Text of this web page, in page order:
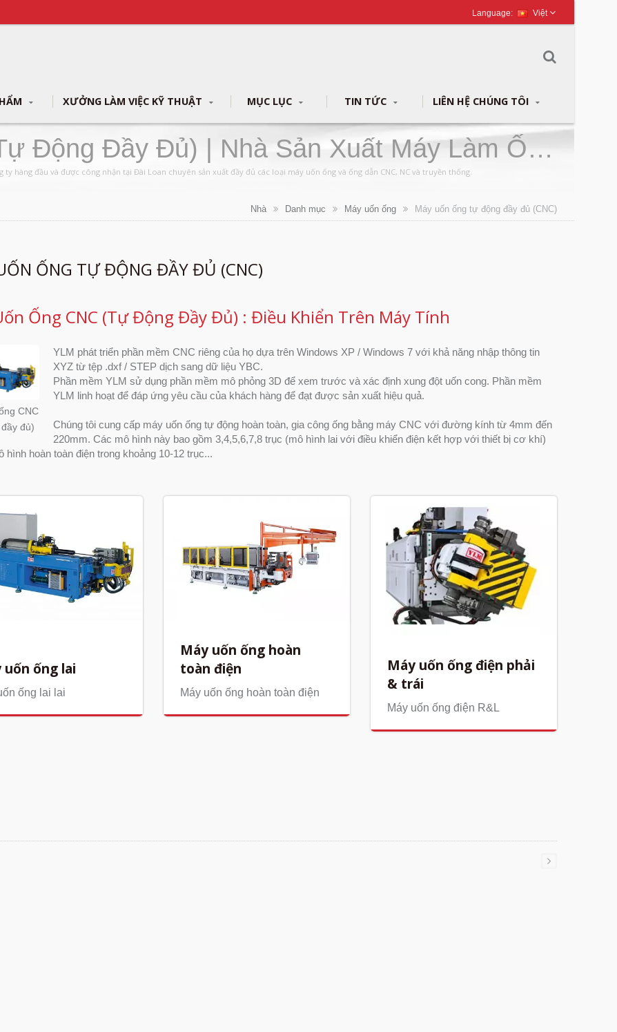
Việt
XƯỞNG LÀM VIỆC KỸ THUẬT MỤC LỤC TIN TỨC LIÊN HỆ CHÚNG TÔI
Động Đầy Đủ) | Nhà Sản Xuất Máy Làm Ống
YLM Group
hàng đầu và được công nhận tại Đài Loan chuyên sản xuất đầy đủ các loại máy uốn ống và ống dẫn CNC, NC và truyền thống.
Nhà Danh mục Máy uốn ống Máy uốn ống tự động đầy đủ (CNC)
ỐNG TỰ ĐỘNG ĐẦY ĐỦ (CNC)
Ống CNC (Tự Động Đầy Đủ) : Điều Khiển Trên Máy Tính
CNC
đủ)
YLM phát triển phần mềm CNC riêng của họ dựa trên Windows XP / Windows 7 với khả năng nhập thông tin
XYZ từ tệp .dxf / STEP dịch sang dữ liệu YBC.
Phần mềm YLM sử dụng phần mềm mô phỏng 3D để xem trước và xác định xung đột uốn cong. Phần mềm
YLM linh hoạt để đáp ứng yêu cầu của khách hàng để đạt được sản xuất hiệu quả.
Chúng tôi cung cấp máy uốn ống tự động hoàn toàn, gia công ống bằng máy CNC với đường kính từ 4mm đến
220mm. Các mô hình này bao gồm 3,4,5,6,7,8 trục (mô hình lai với điều khiển điện kết hợp với thiết bị cơ khí)
hình hoàn toàn điện trong khoảng 10-12 trục...
uốn ống lai
ống lai lai
Máy uốn ống hoàn
toàn điện
Máy uốn ống hoàn toàn điện
Máy uốn ống điện phải
& trái
Máy uốn ống điện R&L